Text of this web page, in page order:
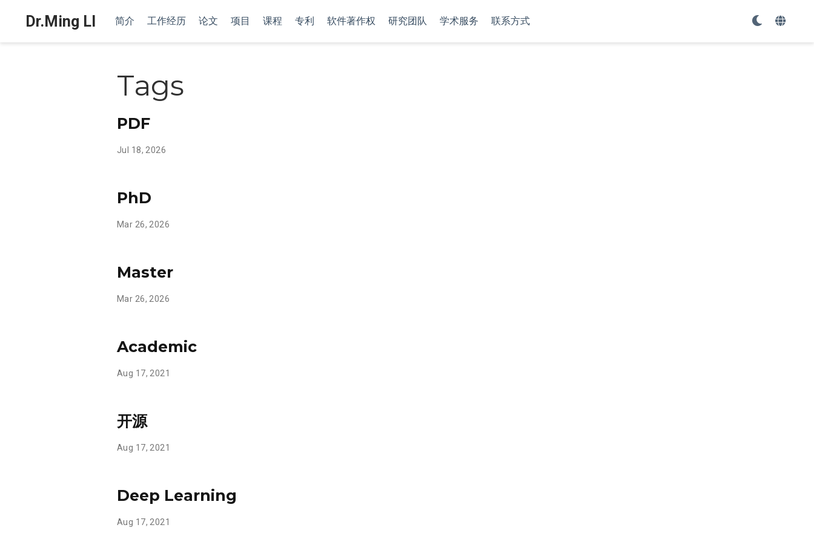
Dr.Ming LI 简介 工作经历 论文 项目 课程 专利 软件著作权 研究团队 学术服务 联系方式
Tags
PDF
Jul 18, 2026
PhD
Mar 26, 2026
Master
Mar 26, 2026
Academic
Aug 17, 2021
开源
Aug 17, 2021
Deep Learning
Aug 17, 2021